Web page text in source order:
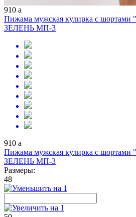
910 a
Пижама мужская кулирка с
ЗЕЛЕНЬ МП-3
910 a
Пижама мужская кулирка с
ЗЕЛЕНЬ МП-3
Размеры:
48